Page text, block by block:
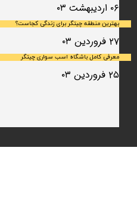
۰۶ اردیبهشت ۰۳
بهترین منطقه چیتگر برای زندگی کجاست؟
۲۷ فروردین ۰۳
معرفی کامل باشگاه اسب سواری چیتگر
۲۵ فروردین ۰۳